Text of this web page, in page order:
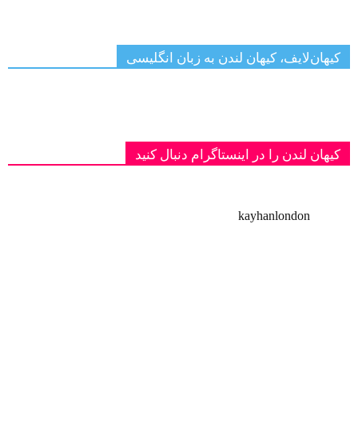
کیهان‌لایف، کیهان لندن به زبان انگلیسی
کیهان لندن را در اینستاگرام دنبال کنید
kayhanlondon